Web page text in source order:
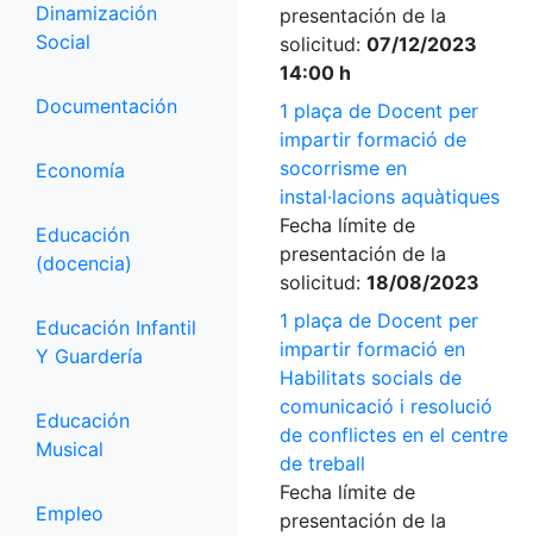
Dinamización
Social
Documentación
Economía
Educación
(docencia)
Educación Infantil
Y Guardería
Educación
Musical
Empleo
presentación de la
solicitud: 07/12/2023
14:00 h
1 plaça de Docent per
impartir formació de
socorrisme en
instal·lacions aquàtiques
Fecha límite de
presentación de la
solicitud: 18/08/2023
1 plaça de Docent per
impartir formació en
Habilitats socials de
comunicació i resolució
de conflictes en el centre
de treball
Fecha límite de
presentación de la